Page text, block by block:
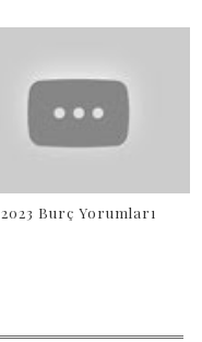
2023 Burç Yorumları